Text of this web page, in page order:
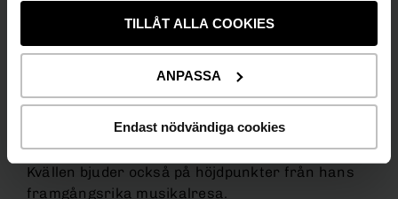
TILLÅT ALLA COOKIES
ANPASSA
Endast nödvändiga cookies
Publiken får uppleva ett noga utvalt program
från Jöbacks 14 album, inklusive det
kritikerrosade och personliga albumet
som Ed Harcourt, Kathryn Williams och Sophie
Kvällen bjuder också på höjdpunkter från hans
framgångsrika musikalresa.